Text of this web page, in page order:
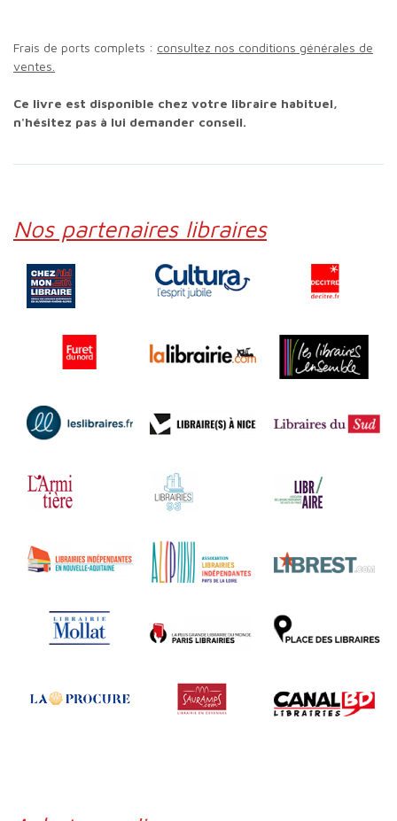
Frais de ports complets : consultez nos conditions générales de
ventes.
Ce livre est disponible chez votre libraire habituel,
n'hésitez pas à lui demander conseil.
Nos partenaires libraires